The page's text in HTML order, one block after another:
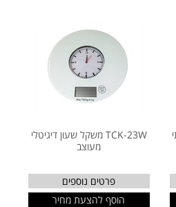
TCK-23W משקל שעון דיגיטלי
מעוצב
פרטים נוספים
הוסף להצעת מחיר